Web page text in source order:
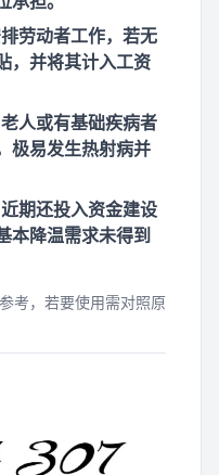
劳动者工作，若无
，并将其计入工资
人或有基础疾病者
极易发生热射病并
期还投入资金建设
本降温需求未得到
考，若要使用需对照原